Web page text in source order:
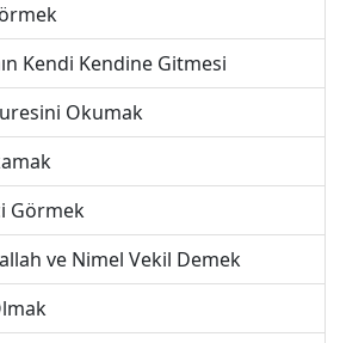
Kendi Kendine Gitmesi
Okumak
Görmek
ve Nimel Vekil Demek